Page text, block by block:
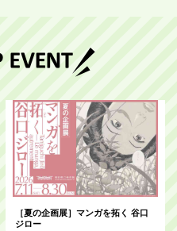
［夏の企画展］マンガを拓く 谷口
ジロー